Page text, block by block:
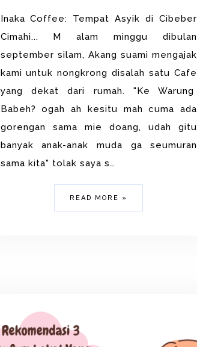
Inaka Coffee: Tempat Asyik di Cibeber
Cimahi... M alam minggu dibulan
september silam, Akang suami mengajak
kami untuk nongkrong disalah satu Cafe
yang dekat dari rumah. "Ke Warung
Babeh? ogah ah kesitu mah cuma ada
gorengan sama mie doang, udah gitu
banyak anak-anak muda ga seumuran
sama kita" tolak saya s…
READ MORE »